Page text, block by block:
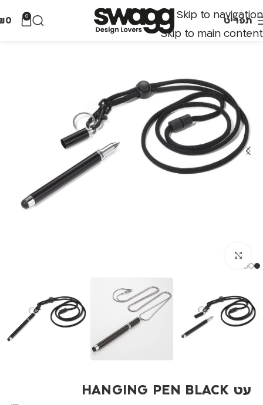
Skip to navigation
Skip to main content
תפריט 0
0
עט HANGING PEN BLACK